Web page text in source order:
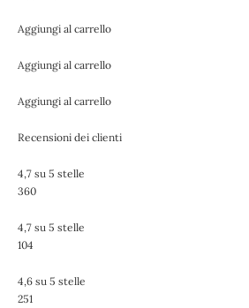
Aggiungi al carrello
Aggiungi al carrello
Aggiungi al carrello
Recensioni dei clienti
4,7 su 5 stelle
360
4,7 su 5 stelle
104
4,6 su 5 stelle
251